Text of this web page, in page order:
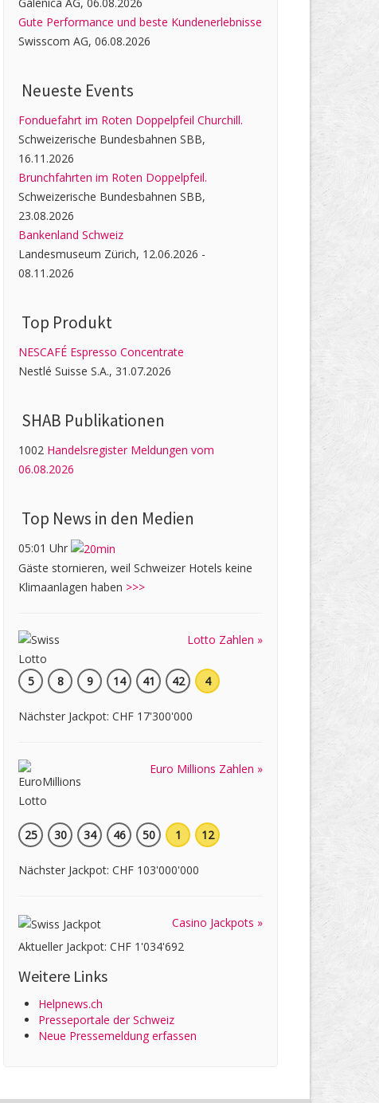
Gute Performance und beste Kundenerlebnisse
Swisscom AG, 06.08.2026
Neueste Events
Fonduefahrt im Roten Doppelpfeil Churchill.
Schweizerische Bundesbahnen SBB,
16.11.2026
Brunchfahrten im Roten Doppelpfeil.
Schweizerische Bundesbahnen SBB,
23.08.2026
Bankenland Schweiz
Landesmuseum Zürich, 12.06.2026 -
08.11.2026
Top Produkt
NESCAFÉ Espresso Concentrate
Nestlé Suisse S.A., 31.07.2026
SHAB Publi­kati­onen
1002 Handelsregister Meldungen vom
06.08.2026
Top News in den Medien
05:01 Uhr
Gäste stornieren, weil Schweizer Hotels keine
Klimaanlagen haben >>>
Lotto Zahlen »
5 8 9 14 41 42 4
Nächster Jackpot: CHF 17'300'000
Euro Millions Zahlen »
25 30 34 46 50 1 12
Nächster Jackpot: CHF 103'000'000
Casino Jackpots »
Aktueller Jackpot: CHF 1'034'692
Weitere Links
Helpnews.ch
Presseportale der Schweiz
Neue Pressemeldung erfassen